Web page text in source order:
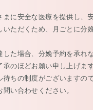
まに安全な医療を提供し、
いただくため、月ごとに分
した場合、分娩予約を承れ
承のほどお願い申し上げます
待ちの制度がございますの
問い合わせください。